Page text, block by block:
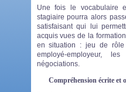
Une fois le vocabulaire
stagiaire pourra alors
satisfaisant qui lui
acquis vues de la
en situation : jeu de rôle
employé-employeur,
négociations.
Compréhension écrite et